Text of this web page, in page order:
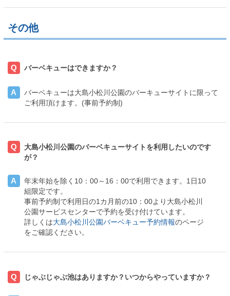
その他
Q バーベキューはできますか？
A
バーベキューは大島小松川公園のバーキューサイトに限って
ご利用頂けます。(事前予約制)
Q
大島小松川公園のバーベキューサイトを利用したいのです
が？
A
年末年始を除く10：00～16：00で利用できます。1日10
組限定です。
事前予約制で利用日の1カ月前の10：00より大島小松川
公園サービスセンターで予約を受け付けています。
詳しくは大島小松川公園バーベキュー予約情報のページ
をご確認ください。
Q じゃぶじゃぶ池はありますか？いつからやっていますか？